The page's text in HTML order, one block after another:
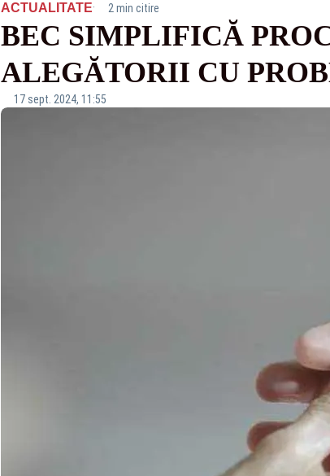
ACTUALITATE· 2 min citire
BEC SIMPLIFICĂ
ALEGĂTORII CU
17 sept. 2024, 11:55